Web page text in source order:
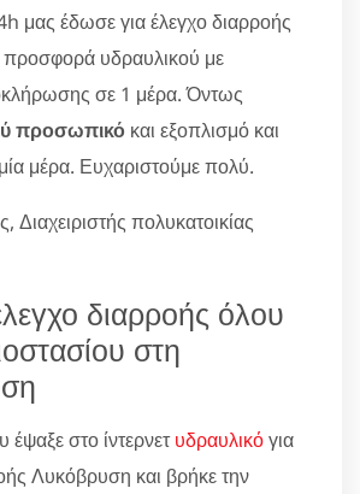
μας έδωσε για έλεγχο διαρροής
προσφορά υδραυλικού με
σε 1 μέρα. Όντως
προσωπικό και εξοπλισμό και
μέρα. Ευχαριστούμε πολύ.
Διαχειριστής πολυκατοικίας
διαρροής όλου
στη
στο ίντερνετυδραυλικόγια
Λυκόβρυση και βρήκε την